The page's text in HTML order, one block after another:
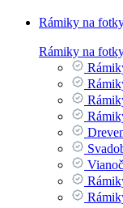
Rámiky na
Rámiky na